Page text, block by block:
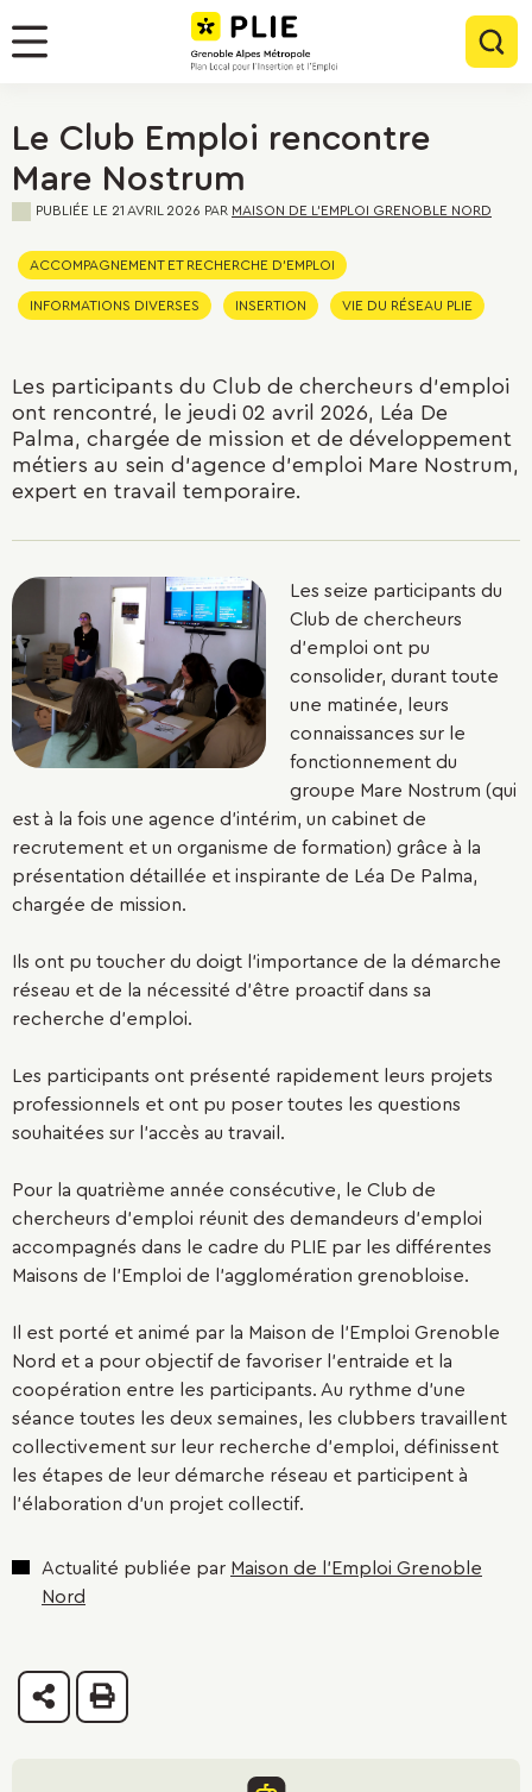
Panneau de gestion des cookies
Menu
Le Club Emploi rencontre
Mare Nostrum
PUBLIÉE LE 21 AVRIL 2026 PAR MAISON DE L'EMPLOI GRENOBLE NORD
ACCOMPAGNEMENT ET RECHERCHE D'EMPLOI
INFORMATIONS DIVERSES INSERTION VIE DU RÉSEAU PLIE
Les participants du Club de chercheurs d'emploi
ont rencontré, le jeudi 02 avril 2026, Léa De
Palma, chargée de mission et de développement
métiers au sein d'agence d'emploi Mare Nostrum,
expert en travail temporaire.
Les seize participants du
Club de chercheurs
d'emploi ont pu
consolider, durant toute
une matinée, leurs
connaissances sur le
fonctionnement du
groupe Mare Nostrum (qui
est à la fois une agence d'intérim, un cabinet de
recrutement et un organisme de formation) grâce à la
présentation détaillée et inspirante de Léa De Palma,
chargée de mission.
Ils ont pu toucher du doigt l'importance de la démarche
réseau et de la nécessité d'être proactif dans sa
recherche d'emploi.
Les participants ont présenté rapidement leurs projets
professionnels et ont pu poser toutes les questions
souhaitées sur l'accès au travail.
Pour la quatrième année consécutive, le Club de
chercheurs d'emploi réunit des demandeurs d'emploi
accompagnés dans le cadre du PLIE par les différentes
Maisons de l'Emploi de l'agglomération grenobloise.
Il est porté et animé par la Maison de l'Emploi Grenoble
Nord et a pour objectif de favoriser l'entraide et la
coopération entre les participants. Au rythme d'une
séance toutes les deux semaines, les clubbers travaillent
collectivement sur leur recherche d'emploi, définissent
les étapes de leur démarche réseau et participent à
l'élaboration d'un projet collectif.
Actualité publiée par Maison de l'Emploi Grenoble
Nord
PartagerImprimer